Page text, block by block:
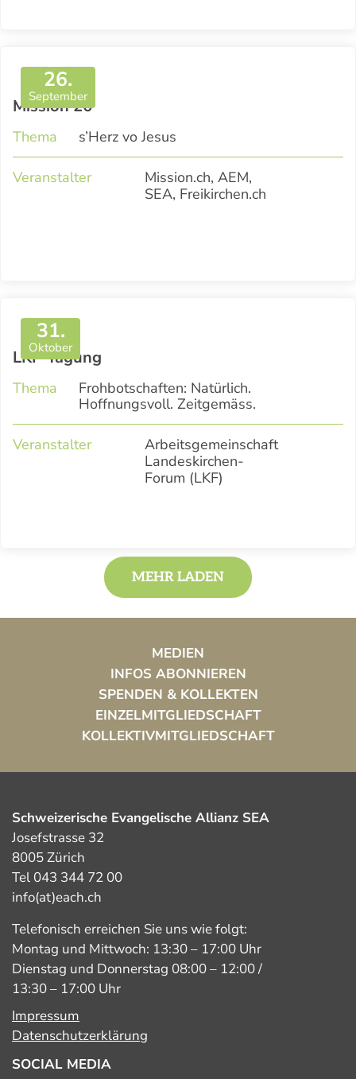
26.
September
Mission 26
Thema s’Herz vo Jesus
Veranstalter
Mission.ch, AEM,
SEA, Freikirchen.ch
31.
Oktober
LKF-Tagung
Thema
Frohbotschaften: Natürlich.
Hoffnungsvoll. Zeitgemäss.
Veranstalter
Arbeitsgemeinschaft
Landeskirchen-
Forum (LKF)
MEHR LADEN
MEDIEN
INFOS ABONNIEREN
SPENDEN & KOLLEKTEN
EINZELMITGLIEDSCHAFT
KOLLEKTIVMITGLIEDSCHAFT
Schweizerische Evangelische Allianz SEA
Josefstrasse 32
8005 Zürich
Tel 043 344 72 00
info(at)each.ch
Telefonisch erreichen Sie uns wie folgt:
Montag und Mittwoch: 13:30 – 17:00 Uhr
Dienstag und Donnerstag 08:00 – 12:00 /
13:30 – 17:00 Uhr
Impressum
Datenschutzerklärung
SOCIAL MEDIA